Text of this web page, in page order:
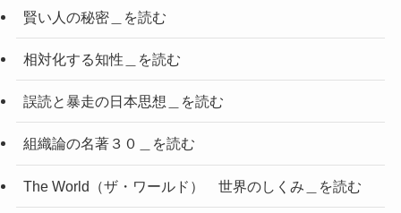
賢い人の秘密＿を読む
相対化する知性＿を読む
誤読と暴走の日本思想＿を読む
組織論の名著３０＿を読む
The World（ザ・ワールド） 世界のしくみ＿を読む